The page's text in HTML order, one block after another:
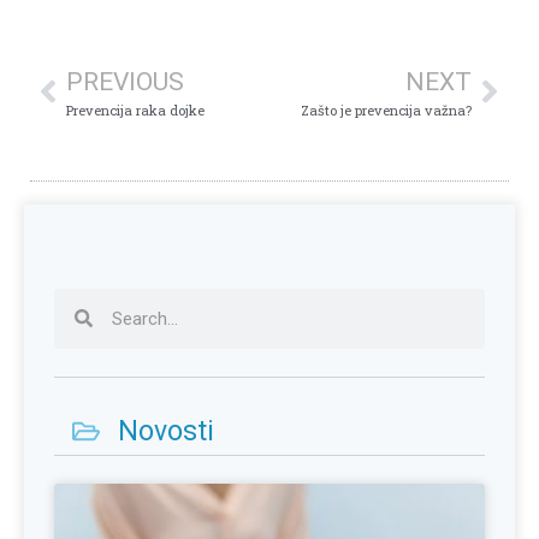
PREVIOUS
Prevencija raka dojke
NEXT
Zašto je prevencija važna?
Novosti